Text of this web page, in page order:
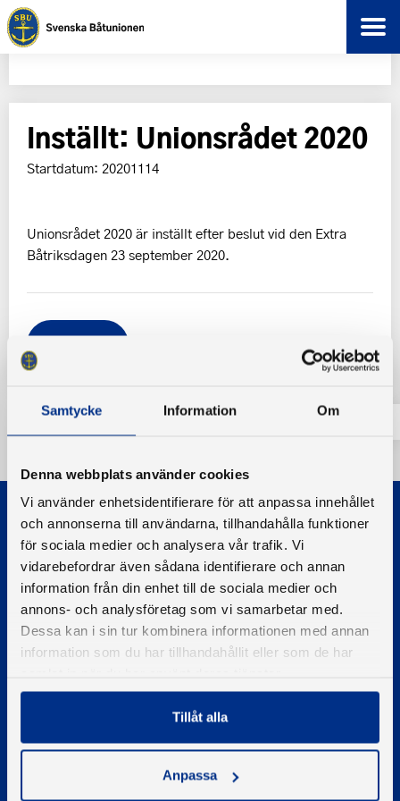
Samtycke Information Om
Denna webbplats använder cookies
Vi använder enhetsidentifierare för att anpassa innehållet
och annonserna till användarna, tillhandahålla funktioner
för sociala medier och analysera vår trafik. Vi
vidarebefordrar även sådana identifierare och annan
information från din enhet till de sociala medier och
annons- och analysföretag som vi samarbetar med.
Dessa kan i sin tur kombinera informationen med annan
information som du har tillhandahållit eller som de har
Tillåt alla
Anpassa
Inställt: Unionsrådet 2020
Startdatum: 20201114
Unionsrådet 2020 är inställt efter beslut vid den Extra
Båtriksdagen 23 september 2020.
© 2026 - Svenska Båtunionen
Information om cookies
PIGMENT WEBBYRÅ
08-545 859 60